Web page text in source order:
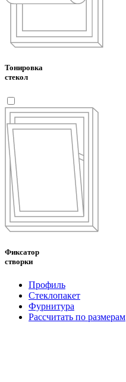
Тонировка
стекол
Фиксатор
створки
Профиль
Стеклопакет
Фурнитура
Рассчитать по размерам